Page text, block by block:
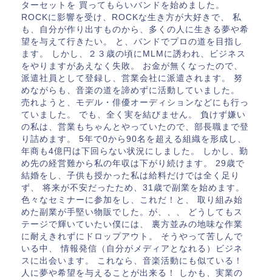
ターセットを 買ってもらいバンドを始めました。
ROCKに影響を受け、ROCKな生き方が大好きで、 私
も、自分が作り出すものから、多くの人に生きる夢や希
望を与えて行きたい。 と、バンドでプロの道を目指し
ます。 しかし、２３歳の頃にMLMに誘われ、ビジネス
をやりますがあえなく失敗。 お金が無くなったので、
派遣社員として登録し、営業会社に派遣されます。 努
めながらも、音楽の道を諦めずに活動していました。
売れようと、モデル・俳優オーディションなどにも行っ
ていました。 でも、全く実を結びません。 負けず嫌い
の私は、営業もちゃんとやっていたので、部長職まで登
り詰めます。 5年で0から90名を超える組織を形成し、
年商も4億円は下回らない状況にしました。 しかし、勤
め先の経営難から私の年収は下がり続けます。 29歳で
結婚をし、子供も授かった私は給料だけでは全く足り
ず、 将来が不安だったため、31歳で副業を始めます。
色々なセミナーに参加をし、これだ！と、 取り組み始
めた副業が手堅い物販でした。が、、、 どうしてもス
テージで輝いていたい僕には、 裏方並みの地味な作業
に耐えきれずにドロップアウト。 そうやって苦しんで
いる中、 情報発信（自分がメディアとなれる）ビジネ
スに出会います。 これなら、音楽活動にも似ている！
人に夢や希望を与えることが出来る！ しかも、実業の